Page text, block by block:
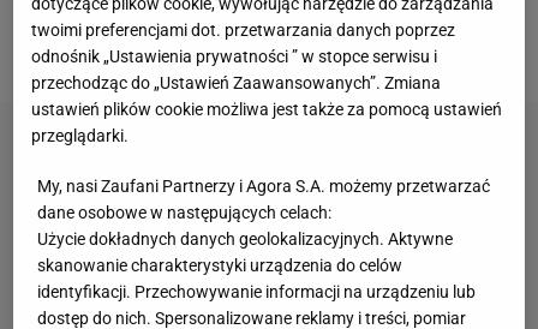
Mniej niż 50 zł, a pachną luksusem. Te perfumy
z Rossmanna pachną godzinami
twoimi preferencjami dot. przetwarzania danych poprzez
odnośnik „Ustawienia prywatności ” w stopce serwisu i
przechodząc do „Ustawień Zaawansowanych”. Zmiana
ustawień plików cookie możliwa jest także za pomocą ustawień
przeglądarki.
My, nasi Zaufani Partnerzy i Agora S.A. możemy przetwarzać
dane osobowe w następujących celach:
Użycie dokładnych danych geolokalizacyjnych. Aktywne
skanowanie charakterystyki urządzenia do celów
identyfikacji. Przechowywanie informacji na urządzeniu lub
dostęp do nich. Spersonalizowane reklamy i treści, pomiar